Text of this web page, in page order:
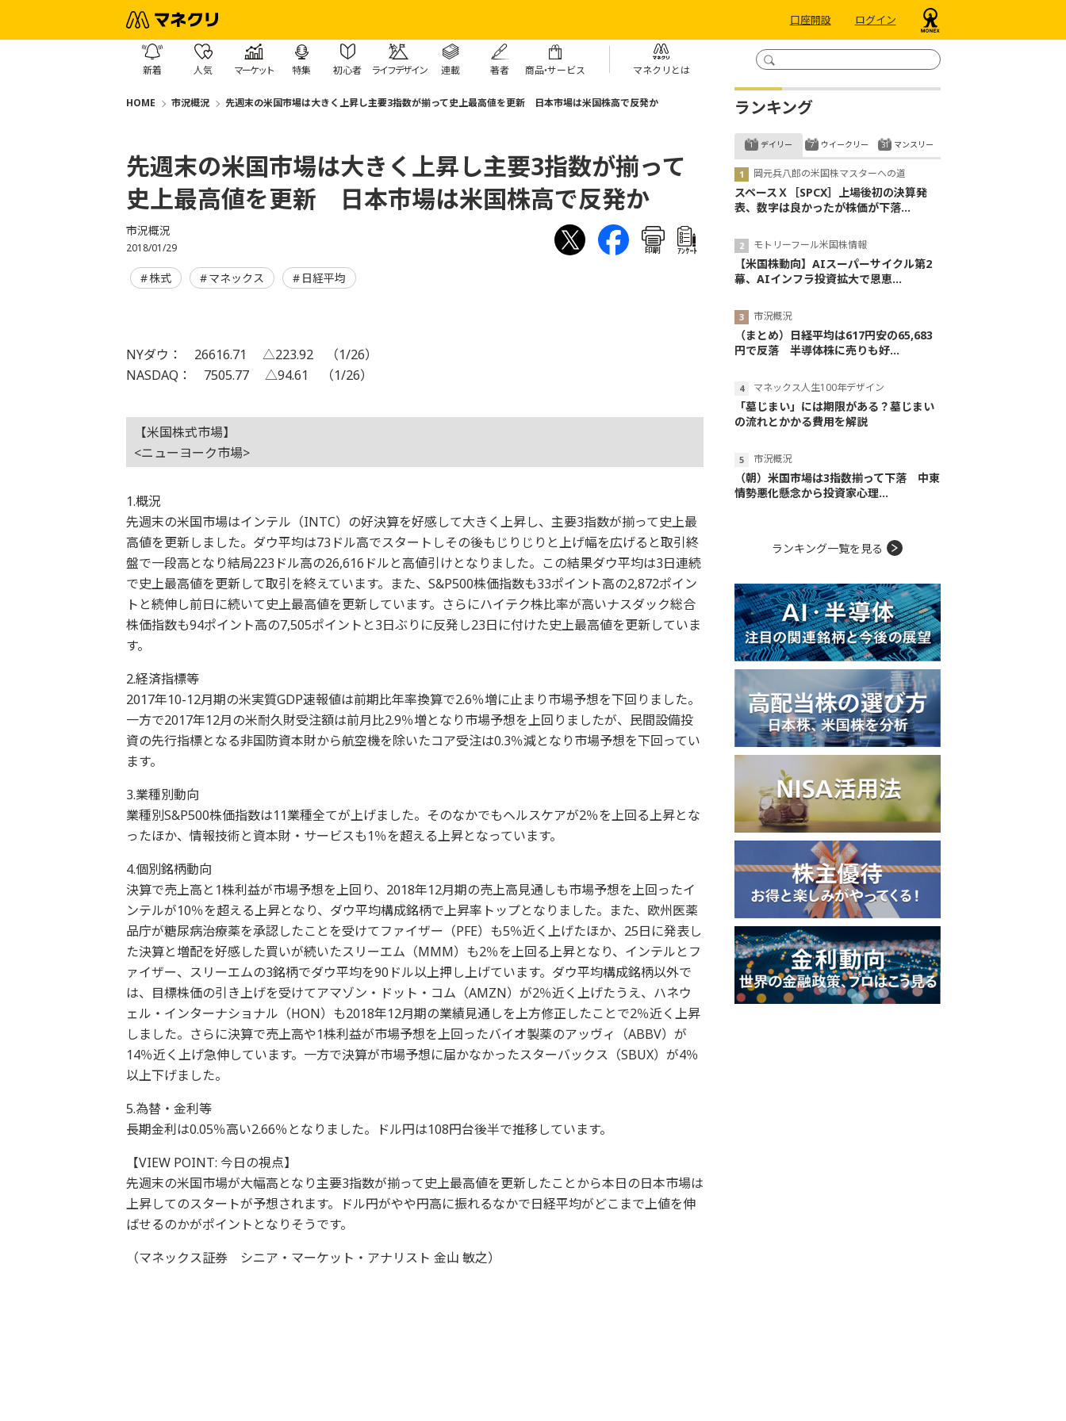
口座開設 ログイン
新着 人気 マーケット 特集 初心者 ライフデザイン 連載 著者 商品・サービス マネクリとは
HOME 市況概況 先週末の米国市場は大きく上昇し主要3指数が揃って史上最高値を更新 日本市場は米国株高で反発か
先週末の米国市場は大きく上昇し主要3指数が揃って
史上最高値を更新 日本市場は米国株高で反発か
市況概況
2018/01/29 印刷 ｱﾝｹｰﾄ
株式 マネックス 日経平均
NYダウ： 26616.71 △223.92 （1/26）
NASDAQ： 7505.77 △94.61 （1/26）
【米国株式市場】
<ニューヨーク市場>
1.概況
先週末の米国市場はインテル（INTC）の好決算を好感して大きく上昇し、主要3指数が揃って史上最
高値を更新しました。ダウ平均は73ドル高でスタートしその後もじりじりと上げ幅を広げると取引終
盤で一段高となり結局223ドル高の26,616ドルと高値引けとなりました。この結果ダウ平均は3日連続
で史上最高値を更新して取引を終えています。また、S&P500株価指数も33ポイント高の2,872ポイン
トと続伸し前日に続いて史上最高値を更新しています。さらにハイテク株比率が高いナスダック総合
株価指数も94ポイント高の7,505ポイントと3日ぶりに反発し23日に付けた史上最高値を更新していま
す。
2.経済指標等
2017年10-12月期の米実質GDP速報値は前期比年率換算で2.6％増に止まり市場予想を下回りました。
一方で2017年12月の米耐久財受注額は前月比2.9％増となり市場予想を上回りましたが、民間設備投
資の先行指標となる非国防資本財から航空機を除いたコア受注は0.3％減となり市場予想を下回ってい
ます。
3.業種別動向
業種別S&P500株価指数は11業種全てが上げました。そのなかでもヘルスケアが2％を上回る上昇とな
ったほか、情報技術と資本財・サービスも1％を超える上昇となっています。
4.個別銘柄動向
決算で売上高と1株利益が市場予想を上回り、2018年12月期の売上高見通しも市場予想を上回ったイ
ンテルが10％を超える上昇となり、ダウ平均構成銘柄で上昇率トップとなりました。また、欧州医薬
品庁が糖尿病治療薬を承認したことを受けてファイザー（PFE）も5％近く上げたほか、25日に発表し
た決算と増配を好感した買いが続いたスリーエム（MMM）も2％を上回る上昇となり、インテルとフ
ァイザー、スリーエムの3銘柄でダウ平均を90ドル以上押し上げています。ダウ平均構成銘柄以外で
は、目標株価の引き上げを受けてアマゾン・ドット・コム（AMZN）が2％近く上げたうえ、ハネウ
ェル・インターナショナル（HON）も2018年12月期の業績見通しを上方修正したことで2％近く上昇
しました。さらに決算で売上高や1株利益が市場予想を上回ったバイオ製薬のアッヴィ（ABBV）が
14％近く上げ急伸しています。一方で決算が市場予想に届かなかったスターバックス（SBUX）が4％
以上下げました。
5.為替・金利等
長期金利は0.05％高い2.66％となりました。ドル円は108円台後半で推移しています。
【VIEW POINT: 今日の視点】
先週末の米国市場が大幅高となり主要3指数が揃って史上最高値を更新したことから本日の日本市場は
上昇してのスタートが予想されます。ドル円がやや円高に振れるなかで日経平均がどこまで上値を伸
ばせるのかがポイントとなりそうです。
（マネックス証券 シニア・マーケット・アナリスト 金山 敏之）
ランキング
デイリー
岡元兵八郎の米国株マスターへの道
スペースＸ［SPCX］上場後初の決算発
表、数字は良かったが株価が下落...
モトリーフール米国株情報
【米国株動向】AIスーパーサイクル第2
幕、AIインフラ投資拡大で恩恵...
市況概況
（まとめ）日経平均は617円安の65,683
円で反落 半導体株に売りも好...
マネックス人生100年デザイン
「墓じまい」には期限がある？墓じまい
の流れとかかる費用を解説
市況概況
（朝）米国市場は3指数揃って下落 中東
情勢悪化懸念から投資家心理...
ウイークリー マンスリー
ランキング一覧を見る